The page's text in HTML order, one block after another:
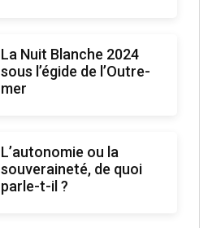
La Nuit Blanche 2024
sous l’égide de l’Outre-
mer
L’autonomie ou la
souveraineté, de quoi
parle-t-il ?